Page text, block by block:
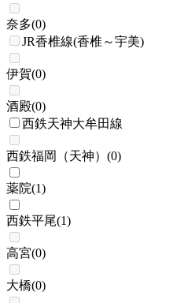
奈多(0)
JR香椎線(香椎～宇美)
伊賀(0)
酒殿(0)
西鉄天神大牟田線
西鉄福岡（天神） (0)
薬院(1)
西鉄平尾(1)
高宮(0)
大橋(0)